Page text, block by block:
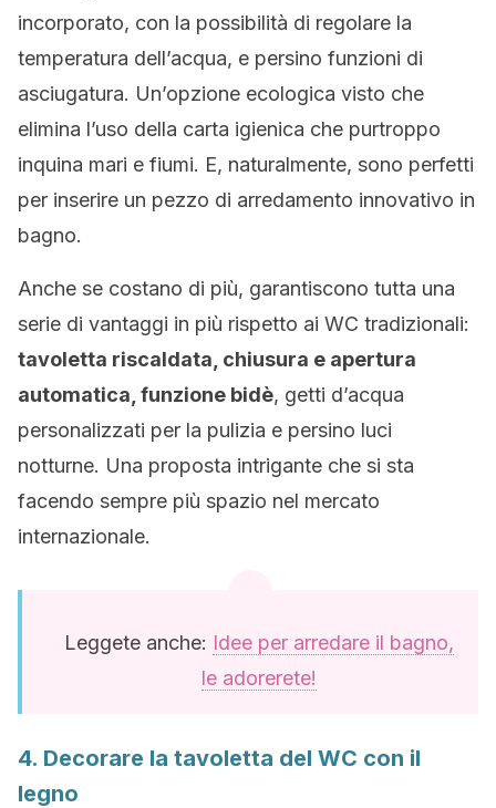
incorporato, con la possibilità di regolare la
temperatura dell’acqua, e persino funzioni di
asciugatura. Un’opzione ecologica visto che
elimina l’uso della carta igienica che purtroppo
inquina mari e fiumi. E, naturalmente, sono perfetti
per inserire un pezzo di arredamento innovativo in
bagno.
Anche se costano di più, garantiscono tutta una
serie di vantaggi in più rispetto ai WC tradizionali:
tavoletta riscaldata, chiusura e apertura
automatica, funzione bidè, getti d’acqua
personalizzati per la pulizia e persino luci
notturne. Una proposta intrigante che si sta
facendo sempre più spazio nel mercato
internazionale.
Leggete anche: Idee per arredare il bagno,
le adorerete!
4. Decorare la tavoletta del WC con il
legno